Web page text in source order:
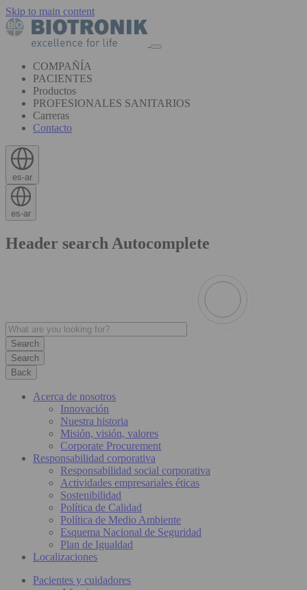
Skip to main content
COMPAÑÍA
PACIENTES
Productos
PROFESIONALES SANITARIOS
Carreras
Contacto
es-ar
es-ar
Header search Autocomplete
Search
Back
Acerca de nosotros
Innovación
Nuestra historia
Misión, visión, valores
Corporate Procurement
Responsabilidad corporativa
Responsabilidad social corporativa
Actividades empresariales éticas
Sostenibilidad
Política de Calidad
Política de Medio Ambiente
Esquema Nacional de Seguridad
Plan de Igualdad
Localizaciones
Pacientes y cuidadores